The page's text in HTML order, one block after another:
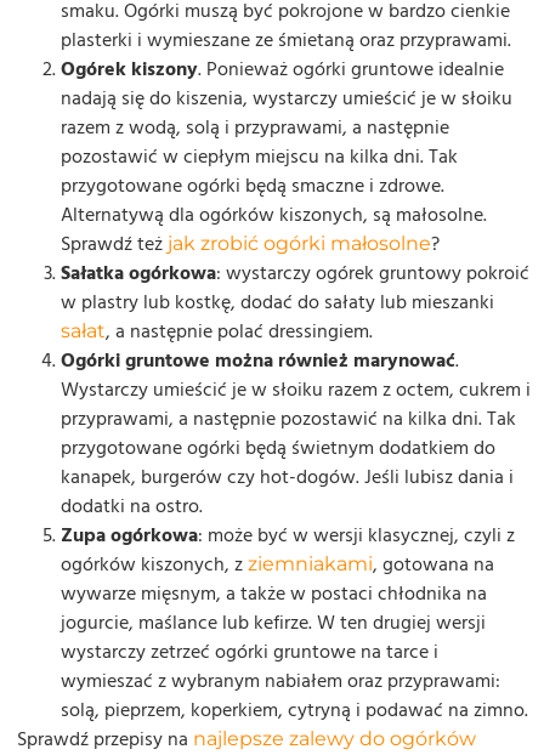
smaku. Ogórki muszą być pokrojone w bardzo cienkie
plasterki i wymieszane ze śmietaną oraz przyprawami.
Ogórek kiszony. Ponieważ ogórki gruntowe idealnie
nadają się do kiszenia, wystarczy umieścić je w słoiku
razem z wodą, solą i przyprawami, a następnie
pozostawić w ciepłym miejscu na kilka dni. Tak
przygotowane ogórki będą smaczne i zdrowe.
Alternatywą dla ogórków kiszonych, są małosolne.
Sprawdź też jak zrobić ogórki małosolne?
Sałatka ogórkowa: wystarczy ogórek gruntowy pokroić
w plastry lub kostkę, dodać do sałaty lub mieszanki
sałat, a następnie polać dressingiem.
Ogórki gruntowe można również marynować.
Wystarczy umieścić je w słoiku razem z octem, cukrem i
przyprawami, a następnie pozostawić na kilka dni. Tak
przygotowane ogórki będą świetnym dodatkiem do
kanapek, burgerów czy hot-dogów. Jeśli lubisz dania i
dodatki na ostro.
Zupa ogórkowa: może być w wersji klasycznej, czyli z
ogórków kiszonych, z ziemniakami, gotowana na
wywarze mięsnym, a także w postaci chłodnika na
jogurcie, maślance lub kefirze. W ten drugiej wersji
wystarczy zetrzeć ogórki gruntowe na tarce i
wymieszać z wybranym nabiałem oraz przyprawami:
solą, pieprzem, koperkiem, cytryną i podawać na zimno.
Sprawdź przepisy na najlepsze zalewy do ogórków